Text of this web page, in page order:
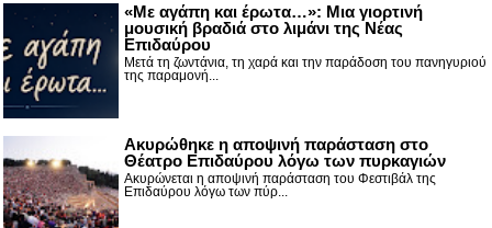
«Με αγάπη και έρωτα…»: Μια γιορτινή
μουσική βραδιά στο λιμάνι της Νέας
Επιδαύρου
Μετά τη ζωντάνια, τη χαρά και την παράδοση του πανηγυριού
της παραμονή...
Ακυρώθηκε η αποψινή παράσταση στο
Θέατρο Επιδαύρου λόγω των πυρκαγιών
Ακυρώνεται η αποψινή παράσταση του Φεστιβάλ της
Επιδαύρου λόγω των πύρ...